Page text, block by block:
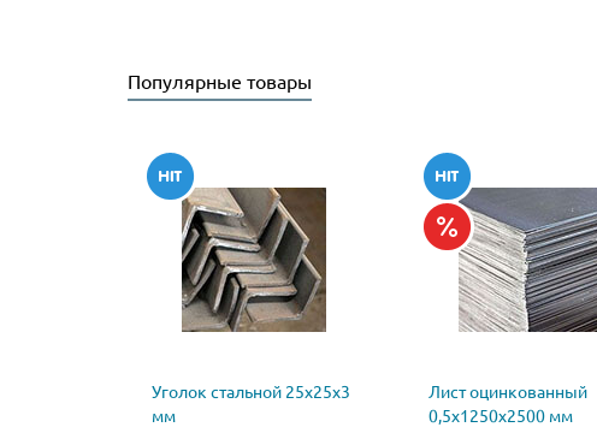
Популярные товары
Уголок стальной 25х25х3
мм
Лист оцинкованный
0,5х1250х2500 мм